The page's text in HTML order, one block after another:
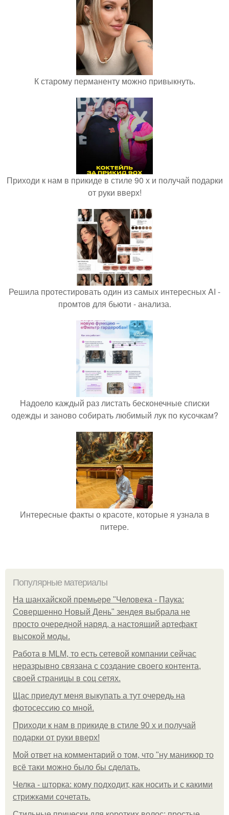
К старому перманенту можно привыкнуть.
Приходи к нам в прикиде в стиле 90 х и получай подарки
от руки вверх!
Решила протестировать один из самых интересных AI -
промтов для бьюти - анализа.
Надоело каждый раз листать бесконечные списки
одежды и заново собирать любимый лук по кусочкам?
Интересные факты о красоте, которые я узнала в
питере.
Популярные материалы
На шанхайской премьере "Человека - Паука:
Совершенно Новый День" зендея выбрала не
просто очередной наряд, а настоящий артефакт
высокой моды.
Работа в MLM, то есть сетевой компании сейчас
неразрывно связана с создание своего контента,
своей страницы в соц сетях.
Щас приедут меня выкупать а тут очередь на
фотосессию со мной.
Приходи к нам в прикиде в стиле 90 х и получай
подарки от руки вверх!
Мой ответ на комментарий о том, что "ну маникюр то
всё таки можно было бы сделать.
Челка - шторка: кому подходит, как носить и с какими
стрижками сочетать.